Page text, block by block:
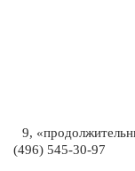
9,
(496) 545-30-97